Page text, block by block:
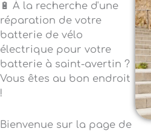
🔋 À la recherche d'une
réparation de votre
batterie de vélo
électrique pour votre
batterie à saint-avertin ?
Vous êtes au bon endroit
!
Bienvenue sur la page de